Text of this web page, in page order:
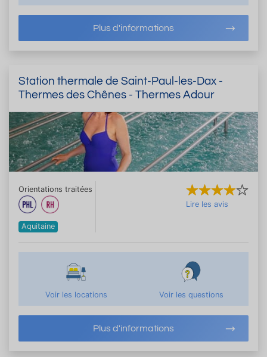
Plus d'informations
Station thermale de Saint-Paul-les-Dax -
Thermes des Chênes - Thermes Adour
Orientations traitées
Aquitaine
Lire les avis
Voir les locations Voir les questions
Plus d'informations